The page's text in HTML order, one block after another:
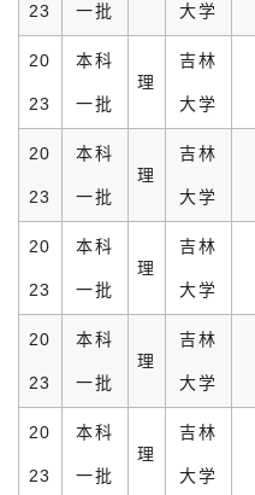
23 一批 大学
20
23
本科
一批
理
吉林
大学
20
23
本科
一批
理
吉林
大学
20
23
本科
一批
理
吉林
大学
20
23
本科
一批
理
吉林
大学
20
23
本科
一批
理
吉林
大学